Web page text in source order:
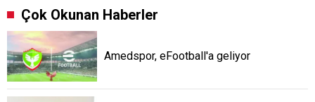
Çok Okunan Haberler
Amedspor, eFootball'a geliyor